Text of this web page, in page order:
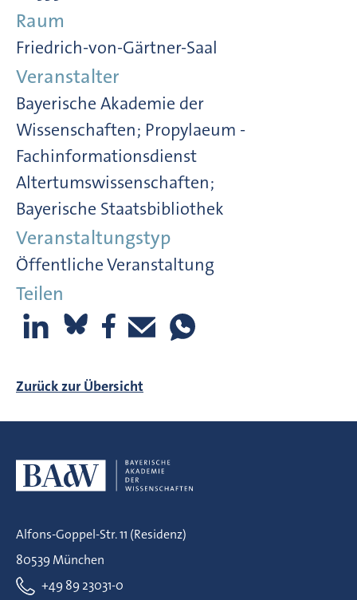
Raum
Friedrich-von-Gärtner-Saal
Veranstalter
Bayerische Akademie der
Wissenschaften; Propylaeum -
Fachinformationsdienst
Altertumswissenschaften;
Bayerische Staatsbibliothek
Veranstaltungstyp
Öffentliche Veranstaltung
Teilen
Zurück zur Übersicht
Alfons-Goppel-Str. 11 (Residenz)
80539 München
+49 89 23031-0